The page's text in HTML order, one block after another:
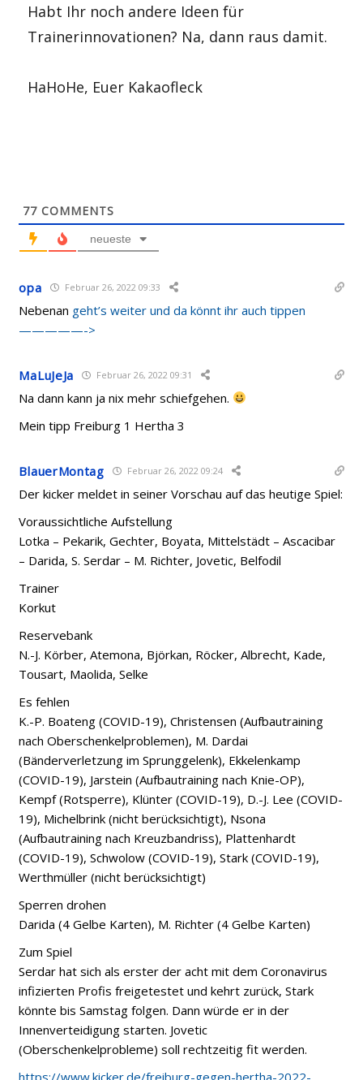
Habt Ihr noch andere Ideen für
Trainerinnovationen? Na, dann raus damit.
HaHoHe, Euer Kakaofleck
77 COMMENTS
neueste
opa Februar 26, 2022 09:33
Nebenan geht’s weiter und da könnt ihr auch tippen
—————->
MaLuJeJa Februar 26, 2022 09:31
Na dann kann ja nix mehr schiefgehen.
Mein tipp Freiburg 1 Hertha 3
BlauerMontag Februar 26, 2022 09:24
Der kicker meldet in seiner Vorschau auf das heutige Spiel:
Voraussichtliche Aufstellung
Lotka – Pekarik, Gechter, Boyata, Mittelstädt – Ascacibar
– Darida, S. Serdar – M. Richter, Jovetic, Belfodil
Trainer
Korkut
Reservebank
N.-J. Körber, Atemona, Björkan, Röcker, Albrecht, Kade,
Tousart, Maolida, Selke
Es fehlen
K.-P. Boateng (COVID-19), Christensen (Aufbautraining
nach Oberschenkelproblemen), M. Dardai
(Bänderverletzung im Sprunggelenk), Ekkelenkamp
(COVID-19), Jarstein (Aufbautraining nach Knie-OP),
Kempf (Rotsperre), Klünter (COVID-19), D.-J. Lee (COVID-
19), Michelbrink (nicht berücksichtigt), Nsona
(Aufbautraining nach Kreuzbandriss), Plattenhardt
(COVID-19), Schwolow (COVID-19), Stark (COVID-19),
Werthmüller (nicht berücksichtigt)
Sperren drohen
Darida (4 Gelbe Karten), M. Richter (4 Gelbe Karten)
Zum Spiel
Serdar hat sich als erster der acht mit dem Coronavirus
infizierten Profis freigetestet und kehrt zurück, Stark
könnte bis Samstag folgen. Dann würde er in der
Innenverteidigung starten. Jovetic
(Oberschenkelprobleme) soll rechtzeitig fit werden.
https://www.kicker.de/freiburg-gegen-hertha-2022-